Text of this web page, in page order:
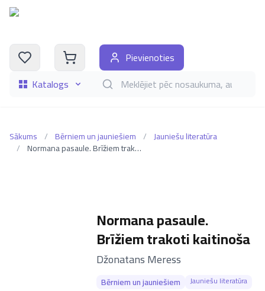
Katalogs Meklēt grāmatas pēc nosaukuma, autora,
Pievienoties
Sākums / Bērniem un jauniešiem / Jauniešu literatūra
/ Normana pasaule. Brīžiem trakoti kaitinoša
Normana pasaule.
Brīžiem trakoti kaitinoša
–
Džonatans Meress
Bērniem un jauniešiem Jauniešu literatūra